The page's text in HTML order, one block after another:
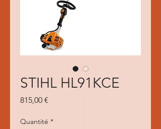
STIHL HL91KCE
815,00 €
Quantité *